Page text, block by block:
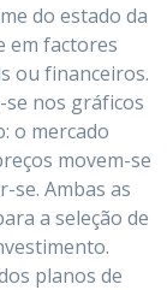
do estado da
em factores
ou financeiros.
nos gráficos
o mercado
movem-se
se. Ambas as
a seleção de
planos de